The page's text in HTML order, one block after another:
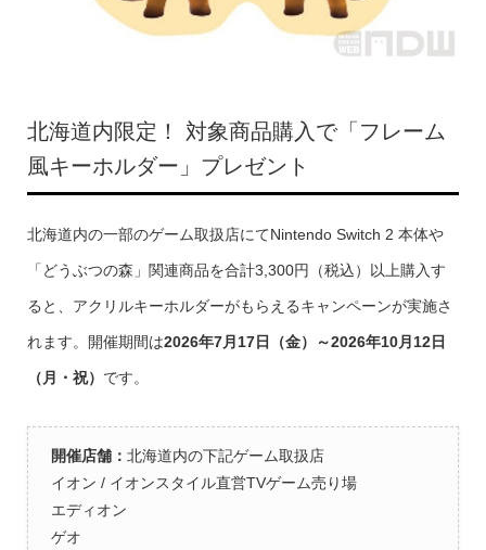
北海道内限定！ 対象商品購入で「フレーム
風キーホルダー」プレゼント
北海道内の一部のゲーム取扱店にてNintendo Switch 2 本体や
「どうぶつの森」関連商品を合計3,300円（税込）以上購入す
ると、アクリルキーホルダーがもらえるキャンペーンが実施さ
れます。開催期間は2026年7月17日（金）～2026年10月12日
（月・祝） です。
開催店舗： 北海道内の下記ゲーム取扱店
イオン / イオンスタイル直営TVゲーム売り場
エディオン
ゲオ